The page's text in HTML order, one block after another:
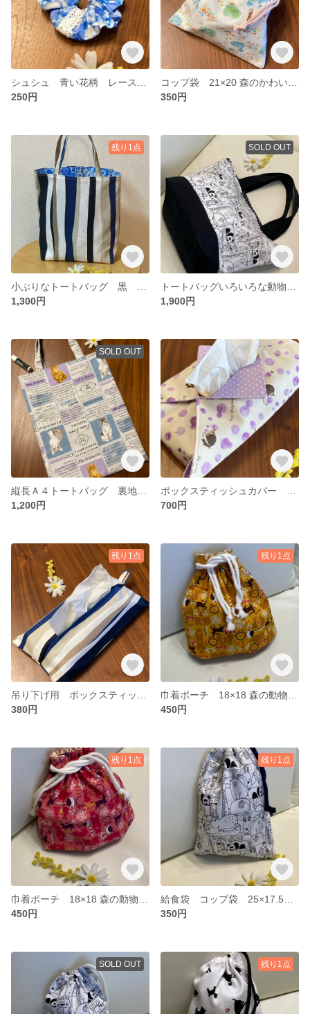
250円
350円
残り1点
1,300円
SOLD OUT
1,900円
SOLD OUT
1,200円
700円
残り1点
380円
残り1点
450円
残り1点
450円
残り1点
350円
SOLD OUT 残り1点